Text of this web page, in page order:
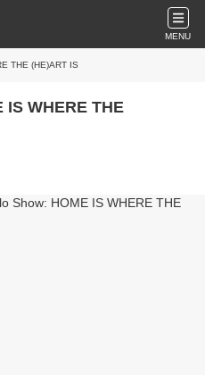
MENU
THE (HE)ART IS
WHERE THE